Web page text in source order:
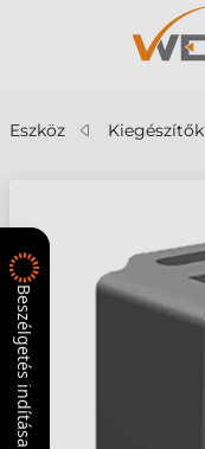
Eszköz Kiegészítők
Beszélgetés indítása